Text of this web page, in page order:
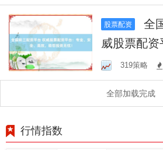
股票配资
全国前三配资平台 权
威股票配
全、高效，
319策略
全部加载完成
行情指数